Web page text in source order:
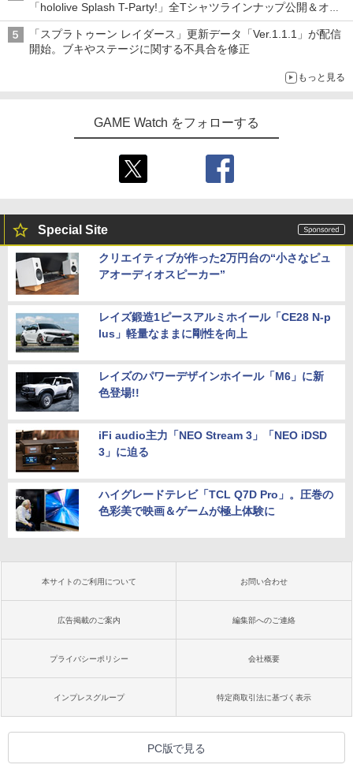
「hololive Splash T-Party!」全Tシャツラインナップ公開＆オン
ライン販売開始
「スプラトゥーン レイダース」更新データ「Ver.1.1.1」が配信
開始。ブキやステージに関する不具合を修正
もっと見る
GAME Watch をフォローする
Special Site
クリエイティブが作った2万円台の“小さなピュ
アオーディオスピーカー”
レイズ鍛造1ピースアルミホイール「CE28 N-p
lus」軽量なままに剛性を向上
レイズのパワーデザインホイール「M6」に新
色登場!!
iFi audio主力「NEO Stream 3」「NEO iDSD
3」に迫る
ハイグレードテレビ「TCL Q7D Pro」。圧巻の
色彩美で映画＆ゲームが極上体験に
本サイトのご利用について お問い合わせ
広告掲載のご案内 編集部へのご連絡
プライバシーポリシー 会社概要
インプレスグループ 特定商取引法に基づく表示
PC版で見る